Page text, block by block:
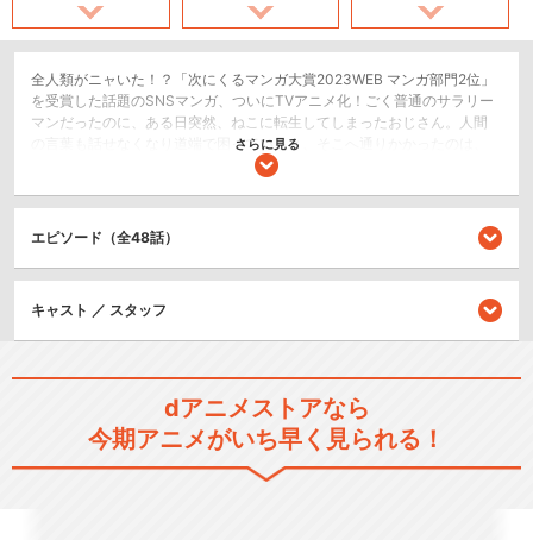
全人類がニャいた！？「次にくるマンガ大賞2023WEB マンガ部門2位」
を受賞した話題のSNSマンガ、ついにTVアニメ化！ごく普通のサラリー
マンだったのに、ある日突然、ねこに転生してしまったおじさん。人間
の言葉も話せなくなり道端で困っていると、そこへ通りかかったのは、
おじさんが勤めている会社の社長だった。厳しい性格で知られていた社
度が一変し…！？正体がバレないようふるまうおじさんと、ねこに「プン
ちゃん」と名付けて溺愛する社長の、愉快でシュールなハッピーライフ
がスタート！
SF/ファンタジー
コメディ/ギャグ
さらに見る
エピソード（全48話）
キャスト ／ スタッフ
dアニメストアなら
今期アニメがいち早く見られる！